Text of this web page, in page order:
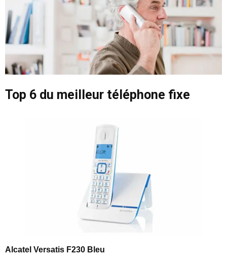
Top 6 du meilleur téléphone fixe
Alcatel Versatis F230 Bleu